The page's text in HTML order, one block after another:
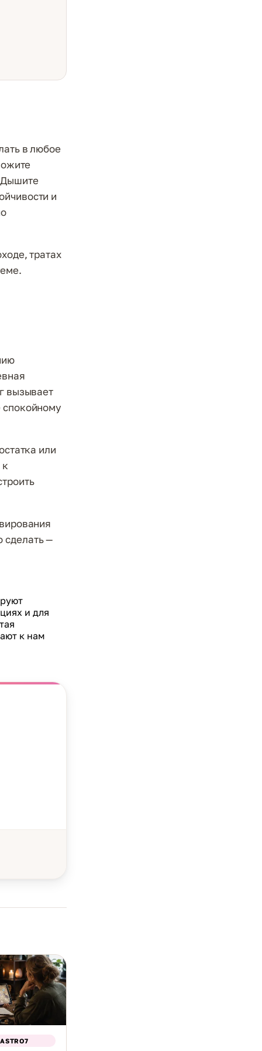
в любое
Дышите
и
тратах
вызывает
или
сделать —
и для
к нам